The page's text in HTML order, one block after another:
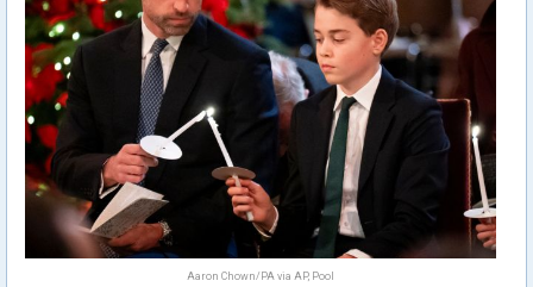
Aaron Chown/PA via AP, Pool